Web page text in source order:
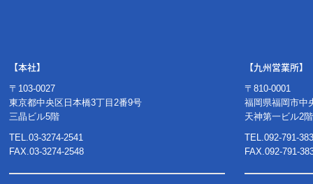
【本社】
〒103-0027
東京都中央区日本橋3丁目2番9号
三晶ビル5階
TEL.03-3274-2541
FAX.03-3274-2548
【九州営業所】
〒810-0001
福岡県福岡市中
天神第一ビル2階
TEL. 092-791-
FAX.092-791-